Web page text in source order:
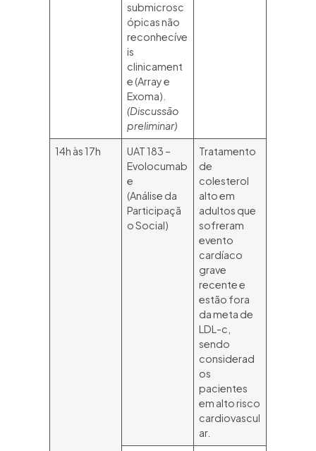
submicrosc
ópicas não
reconhecíve
is
clinicament
e (Array e
Exoma).
(Discussão
preliminar)
14h às 17h
UAT 183 –
Evolocumab
e
(Análise da
Participaçã
o Social)
Tratamento
de
colesterol
alto em
adultos que
sofreram
evento
cardíaco
grave
recente e
estão fora
da meta de
LDL-c,
sendo
considerad
os
pacientes
em alto risco
cardiovascul
ar.